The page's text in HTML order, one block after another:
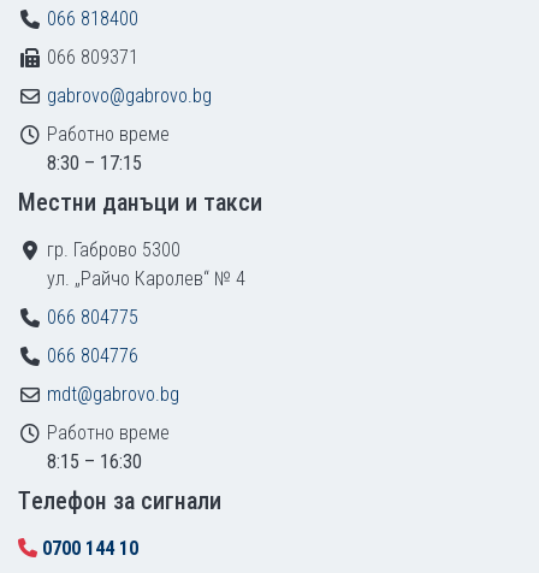
066 818400
066 809371
gabrovo@gabrovo.bg
Работно време
8:30 – 17:15
Местни данъци и такси
гр. Габрово 5300
ул. „Райчо Каролев“ № 4
066 804775
066 804776
mdt@gabrovo.bg
Работно време
8:15 – 16:30
Tелефон за сигнали
0700 144 10